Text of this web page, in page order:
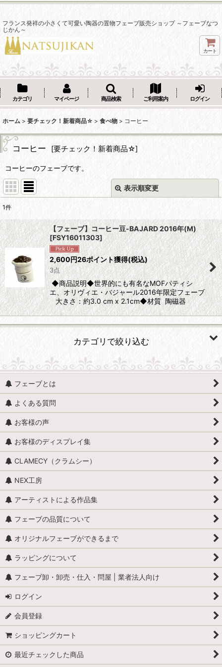
フランス発祥の小さくて可愛い陶器の置物フェーブ販売ショップ ～フェーブなつ
じかん～
カート
カテゴリ マイページ 商品検索 ご利用案内 ログイン
ホーム > 要チェック！新着商品☆ > 食べ物 > コーヒー
コーヒー [要チェック！新着商品☆]
コーヒーのフェーブです。
表示順変更
並び順:
絞り込む
1件
【フェーブ】コーヒー豆-BAJARD 2016年(M)
[FSY16011303]
2,600円26ポイント獲得(税込)
3点
◆商品説明◆世界的にも有名なMOFパティシ
エ、オリヴィエ・バジャール2016年限定フェーブ
大きさ：約3.0 cm x 2.1cm◆材質 陶磁器
カテゴリで絞り込む
食べ物 (すべての商品を表示)
食べ物・食料雑貨
レシピ・材料
ジャム・ジャム瓶
アイスデザート
お菓子（セット）
コーヒー
やさい
くだもの
ガレットデロワ
マカロン
パン
フェーブとは
よくある質問
お客様の声
お客様のディスプレイ集
CLAMECY（クラムシー）
NEX工房
アーティストによる作品集
フェーブの品質について
オリジナルフェーブができるまで
ラッピングについて
フェーブ卸・卸売・仕入・問屋 | 業者法人向け
ログイン
会員登録
ショッピングカート
最近チェックした商品